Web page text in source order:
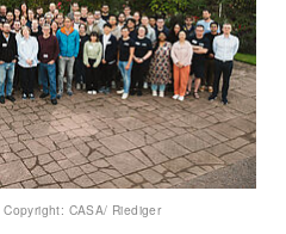
CASA/ Riediger